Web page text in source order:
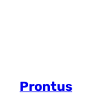
Prontus